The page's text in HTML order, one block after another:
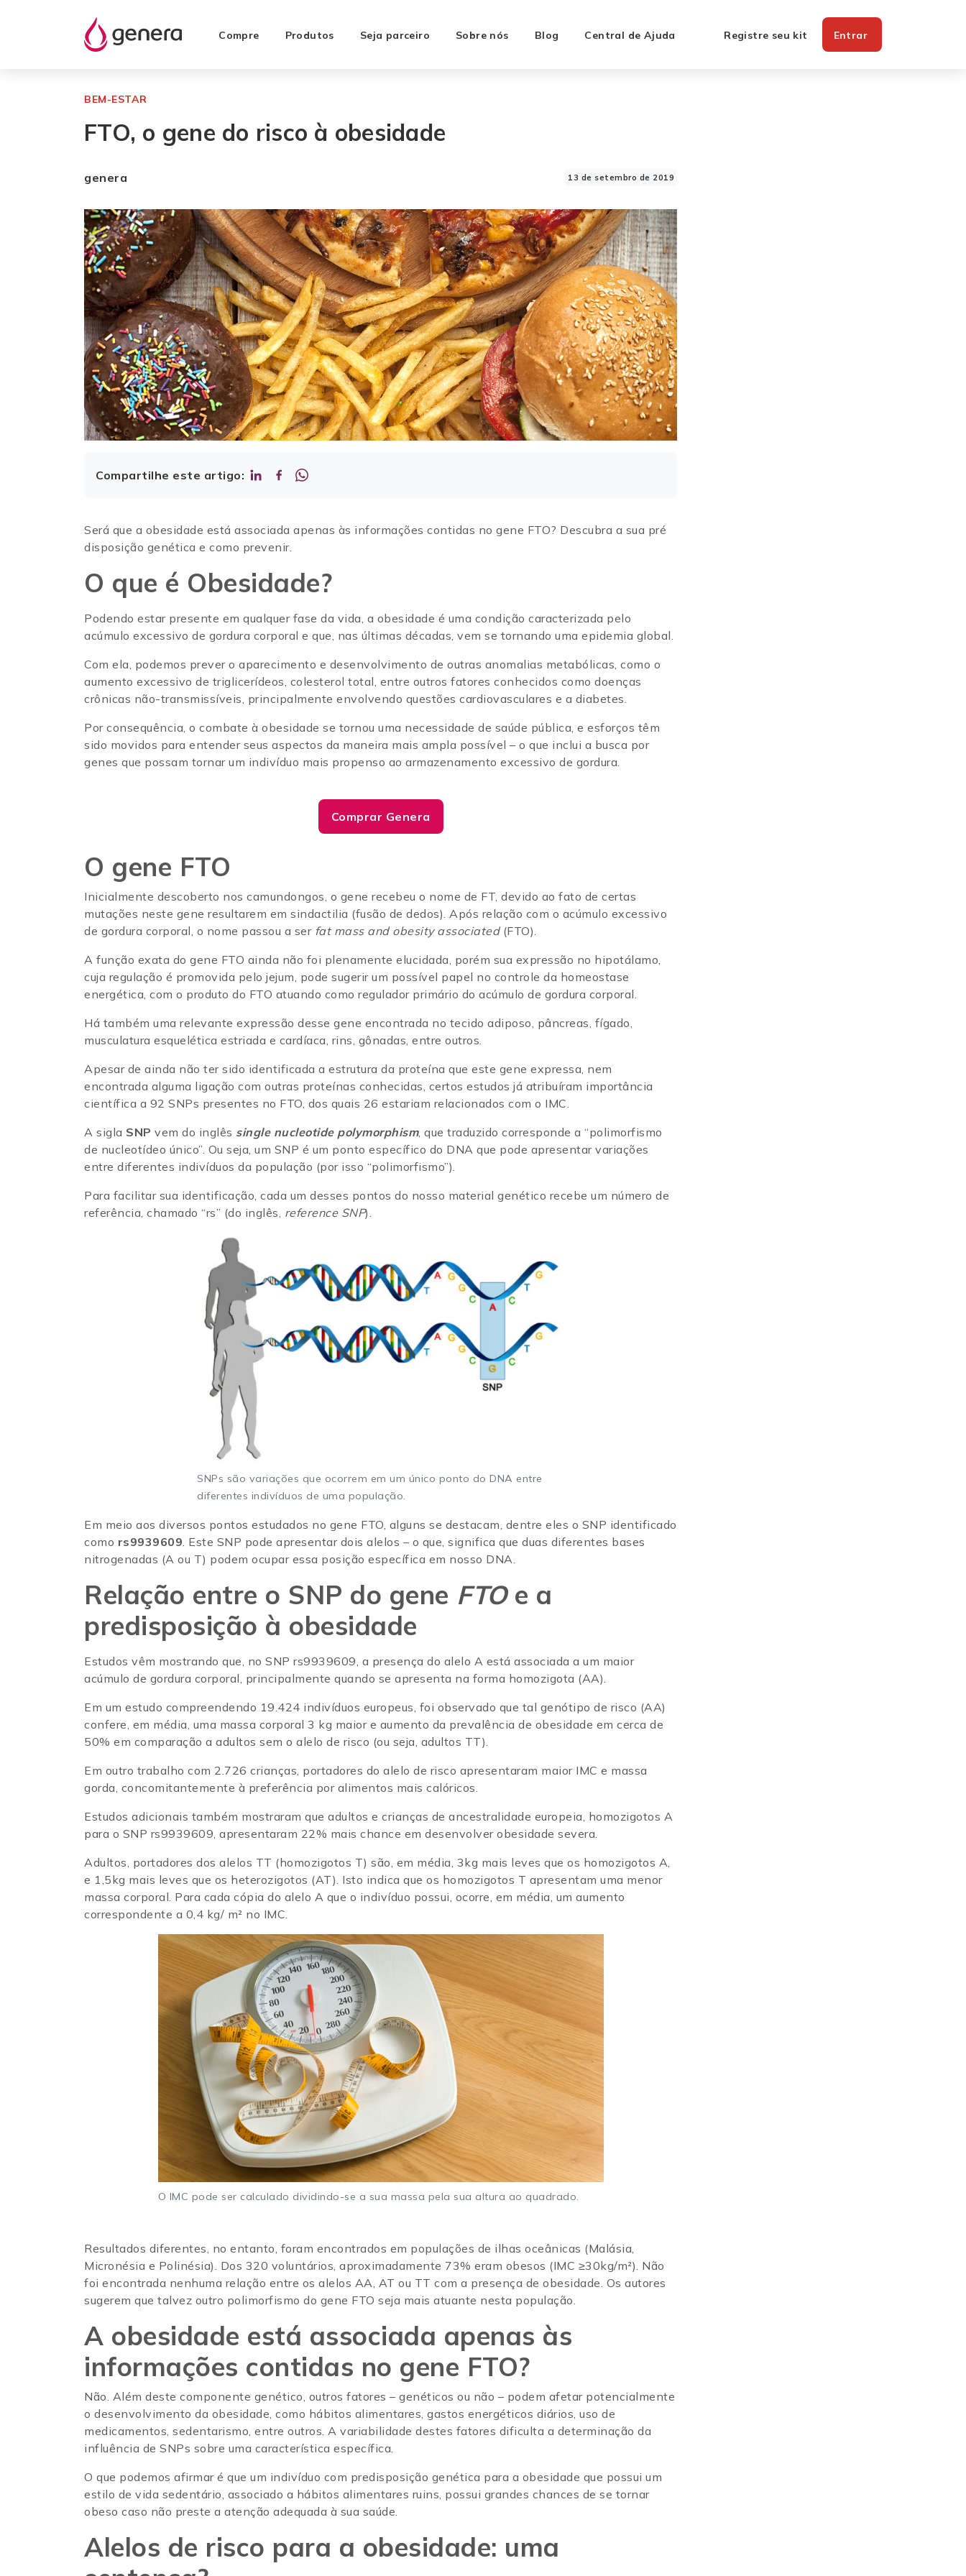
Compre Produtos Seja parceiro Sobre nós Blog Central de Ajuda Registre seu kit Entrar
BEM-ESTAR
FTO, o gene do risco à obesidade
genera 13 de setembro de 2019
Compartilhe este artigo:
Será que a obesidade está associada apenas às informações contidas no gene FTO? Descubra a sua pré
disposição genética e como prevenir.
O que é Obesidade?
Podendo estar presente em qualquer fase da vida, a obesidade é uma condição caracterizada pelo
acúmulo excessivo de gordura corporal e que, nas últimas décadas, vem se tornando uma epidemia global.
Com ela, podemos prever o aparecimento e desenvolvimento de outras anomalias metabólicas, como o
aumento excessivo de triglicerídeos, colesterol total, entre outros fatores conhecidos como doenças
crônicas não-transmissíveis, principalmente envolvendo questões cardiovasculares e a diabetes.
Por consequência, o combate à obesidade se tornou uma necessidade de saúde pública, e esforços têm
sido movidos para entender seus aspectos da maneira mais ampla possível – o que inclui a busca por
genes que possam tornar um indivíduo mais propenso ao armazenamento excessivo de gordura.
Comprar Genera
O gene FTO
Inicialmente descoberto nos camundongos, o gene recebeu o nome de FT, devido ao fato de certas
mutações neste gene resultarem em sindactilia (fusão de dedos). Após relação com o acúmulo excessivo
de gordura corporal, o nome passou a ser fat mass and obesity associated(FTO).
A função exata do gene FTO ainda não foi plenamente elucidada, porém sua expressão no hipotálamo,
cuja regulação é promovida pelo jejum, pode sugerir um possível papel no controle da homeostase
energética, com o produto do FTO atuando como regulador primário do acúmulo de gordura corporal.
Há também uma relevante expressão desse gene encontrada no tecido adiposo, pâncreas, fígado,
musculatura esquelética estriada e cardíaca, rins, gônadas, entre outros.
Apesar de ainda não ter sido identificada a estrutura da proteína que este gene expressa, nem
encontrada alguma ligação com outras proteínas conhecidas, certos estudos já atribuíram importância
científica a 92 SNPs presentes no FTO, dos quais 26 estariam relacionados com o IMC.
A sigla SNP vem do inglês single nucleotide polymorphism, que traduzido corresponde a “polimorfismo
de nucleotídeo único”. Ou seja, um SNP é um ponto específico do DNA que pode apresentar variações
entre diferentes indivíduos da população (por isso “polimorfismo”).
Para facilitar sua identificação, cada um desses pontos do nosso material genético recebe um número de
referência, chamado “rs” (do inglês, reference SNP).
SNPs são variações que ocorrem em um único ponto do DNA entre
diferentes indivíduos de uma população.
Em meio aos diversos pontos estudados no gene FTO, alguns se destacam, dentre eles o SNP identificado
como rs9939609. Este SNP pode apresentar dois alelos – o que, significa que duas diferentes bases
nitrogenadas (A ou T) podem ocupar essa posição específica em nosso DNA.
Relação entre o SNP do gene FTOe a
predisposição à obesidade
Estudos vêm mostrando que, no SNP rs9939609, a presença do alelo A está associada a um maior
acúmulo de gordura corporal, principalmente quando se apresenta na forma homozigota (AA).
Em um estudo compreendendo 19.424 indivíduos europeus, foi observado que tal genótipo de risco (AA)
confere, em média, uma massa corporal 3 kg maior e aumento da prevalência de obesidade em cerca de
50% em comparação a adultos sem o alelo de risco (ou seja, adultos TT).
Em outro trabalho com 2.726 crianças, portadores do alelo de risco apresentaram maior IMC e massa
gorda, concomitantemente à preferência por alimentos mais calóricos.
Estudos adicionais também mostraram que adultos e crianças de ancestralidade europeia, homozigotos A
para o SNP rs9939609, apresentaram 22% mais chance em desenvolver obesidade severa.
Adultos, portadores dos alelos TT (homozigotos T) são, em média, 3kg mais leves que os homozigotos A,
e 1,5kg mais leves que os heterozigotos (AT). Isto indica que os homozigotos T apresentam uma menor
massa corporal. Para cada cópia do alelo A que o indivíduo possui, ocorre, em média, um aumento
correspondente a 0,4 kg/ m² no IMC.
O IMC pode ser calculado dividindo-se a sua massa pela sua altura ao quadrado.
Resultados diferentes, no entanto, foram encontrados em populações de ilhas oceânicas (Malásia,
Micronésia e Polinésia). Dos 320 voluntários, aproximadamente 73% eram obesos (IMC ≥30kg/m²). Não
foi encontrada nenhuma relação entre os alelos AA, AT ou TT com a presença de obesidade. Os autores
sugerem que talvez outro polimorfismo do gene FTO seja mais atuante nesta população.
A obesidade está associada apenas às
informações contidas no gene FTO?
Não. Além deste componente genético, outros fatores – genéticos ou não – podem afetar potencialmente
o desenvolvimento da obesidade, como hábitos alimentares, gastos energéticos diários, uso de
medicamentos, sedentarismo, entre outros. A variabilidade destes fatores dificulta a determinação da
influência de SNPs sobre uma característica específica.
O que podemos afirmar é que um indivíduo com predisposição genética para a obesidade que possui um
estilo de vida sedentário, associado a hábitos alimentares ruins, possui grandes chances de se tornar
obeso caso não preste a atenção adequada à sua saúde.
Alelos de risco para a obesidade: uma